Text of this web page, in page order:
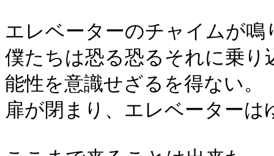
エレベーターのチャイムが鳴
僕たちは恐る恐るそれに乗
能性を意識せざるを得ない。
扉が閉まり、エレベーター